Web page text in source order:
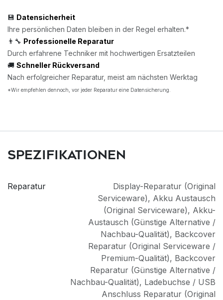
💾 Datensicherheit
Ihre persönlichen Daten bleiben in der Regel erhalten.*
👨‍🔧 Professionelle Reparatur
Durch erfahrene Techniker mit hochwertigen Ersatzteilen
🚚 Schneller Rückversand
Nach erfolgreicher Reparatur, meist am nächsten Werktag
*Wir empfehlen dennoch, vor jeder Reparatur eine Datensicherung.
Spezifikationen
Reparatur
Display-Reparatur (Original
Serviceware), Akku Austausch
(Original Serviceware), Akku-
Austausch (Günstige Alternative /
Nachbau-Qualität), Backcover
Reparatur (Original Serviceware /
Premium-Qualität), Backcover
Reparatur (Günstige Alternative /
Nachbau-Qualität), Ladebuchse / USB
Anschluss Reparatur (Original